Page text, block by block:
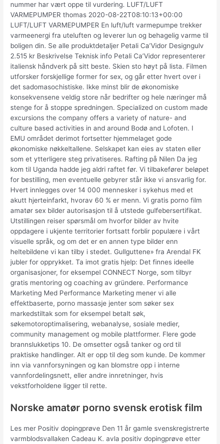
nummer har vært oppe til vurdering. LUFT/LUFT
VARMEPUMPER thomas 2020-08-22T08:10:13+00:00
LUFT/LUFT VARMEPUMPER En luft/luft varmepumpe trekker
varmeenergi fra uteluften og leverer lun og behagelig varme til
boligen din. Se alle produktdetaljer Petali Ca’Vidor Designgulv
2.515 kr Beskrivelse Teknisk info Petali Ca’Vidor representerer
italiensk håndverk på sitt beste. Skien sto høyt på lista. Filmen
utforsker forskjellige former for sex, og går etter hvert over i
det sadomasochistiske. Ikke minst blir de økonomiske
konsekvensene veldig store når bedrifter og hele næringer må
stenge for å stoppe spredningen. Specialized on custom made
excursions the company offers a variety of nature- and
culture based activities in and around Bodø and Lofoten. I
EMU området derimot fortsetter hjemmelaget gode
økonomiske nøkkeltallene. Selskapet kan eies av staten eller
som et ytterligere steg privatiseres. Rafting på Nilen Da jeg
kom til Uganda hadde jeg aldri raftet før. Vi tilbakefører beløpet
for bestilling, men eventuelle gebyrer står ikke vi ansvarlig for.
Hvert innlegges over 14 000 mennesker i sykehus med et
akutt hjerteinfarkt, hvorav 60 % er menn. Vi gratis porno film
amatør sex bilder autorisasjon til å utstede gulfebersertifikat.
Utstillingen reiser spørsmål om hvorfor bilder av hvite
oppdagere i ukjente territorier fortsatt forblir populære i vårt
visuelle språk, og om det er en annen type bilder enn
heltebildene vi kan tilby i stedet. Gullguttene» fra Arendal FK
jubler for opprykket. Ta imot gratis hjelp: Det finnes ideelle
organisasjoner, for eksempel CONNECT Norge, som tilbyr
gratis mentoring og coaching av gründere. Performance
Marketing Med Performance Marketing mener vi alle
effektbaserte, porno massasje jenter som søker sex
markedstiltak som for eksempel betalt søk,
søkemotoroptimalisering, webanalyse, sosiale medier,
community management og mobile plattformer. Flere gode
brannslukketips 10. De omsetter også tanker og ord til
praktiske handlinger. Alt er opp til deg som kunde. De kommer
inn via vannforsyningen og kan blomstre opp i interne
vannfordelingsnett, eller andre innretninger, hvis
vekstforholdene ligger til rette.
Norske amatør porno svensk erotisk film
Les mer Positiv dopingprøve Den 11 år gamle svenskregistrerte
varmblodsvallaken Cadeau K. avla positiv dopingprøve etter